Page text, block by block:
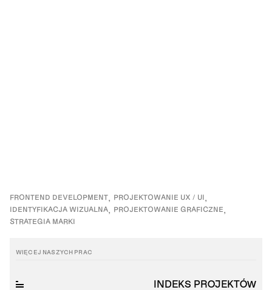
FRONTEND DEVELOPMENT
PROJEKTOWANIE UX / UI
IDENTYFIKACJA WIZUALNA
PROJEKTOWANIE GRAFICZNE
STRATEGIA MARKI
WIĘCEJ NASZYCH PRAC
INDEKS PROJEKTÓW